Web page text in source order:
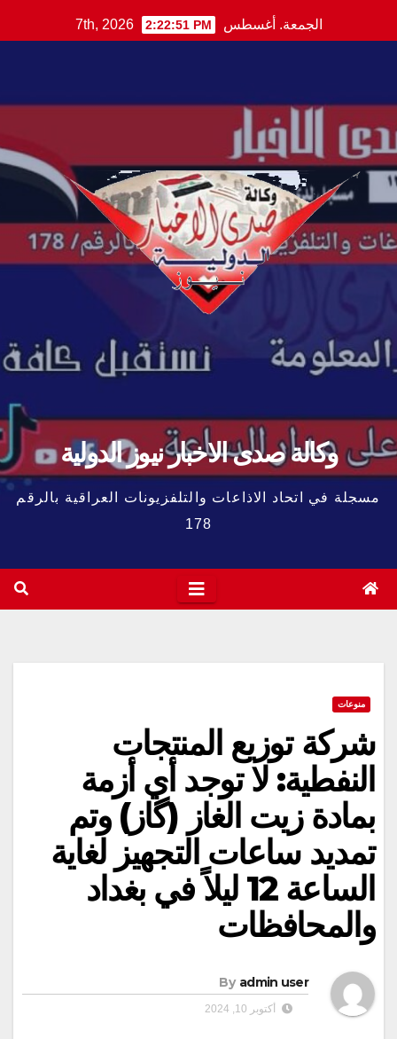
to
الجمعة. أغسطس 7th, 2026 2:22:52 PM
وكالة صدى الاخبار نيوز الدولية
مسجلة في اتحاد الاذاعات والتلفزيونات العراقية بالرقم
178
منوعات
شركة توزيع المنتجات
النفطية: لا توجد أي أزمة
بمادة زيت الغاز (گاز) وتم
تمديد ساعات التجهيز لغاية
الساعة 12 ليلاً في بغداد
والمحافظات
By admin user
أكتوبر 10, 2024